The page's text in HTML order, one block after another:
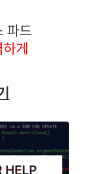
파드
게